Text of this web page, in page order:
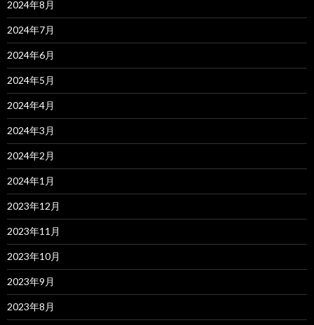
2024年8月
2024年7月
2024年6月
2024年5月
2024年4月
2024年3月
2024年2月
2024年1月
2023年12月
2023年11月
2023年10月
2023年9月
2023年8月